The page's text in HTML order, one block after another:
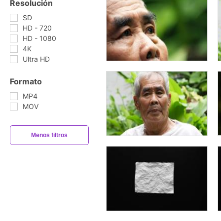
Resolución
SD
HD - 720
HD - 1080
4K
Ultra HD
Formato
MP4
MOV
Menos filtros